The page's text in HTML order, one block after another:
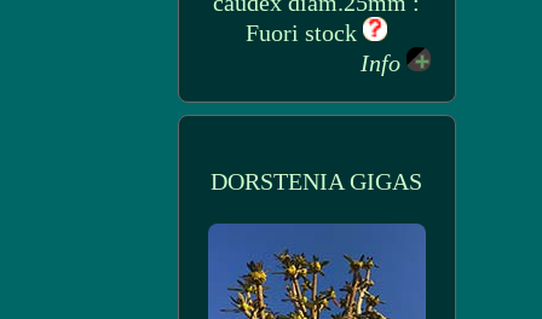
Fuori stock
Info
DORSTENIA GIGAS